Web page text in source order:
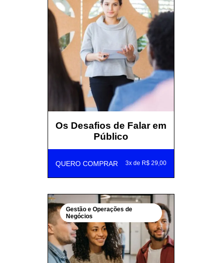
Os Desafios de Falar em
Público
QUERO COMPRAR 3x de R$ 29,00
Gestão e Operações de
Negócios